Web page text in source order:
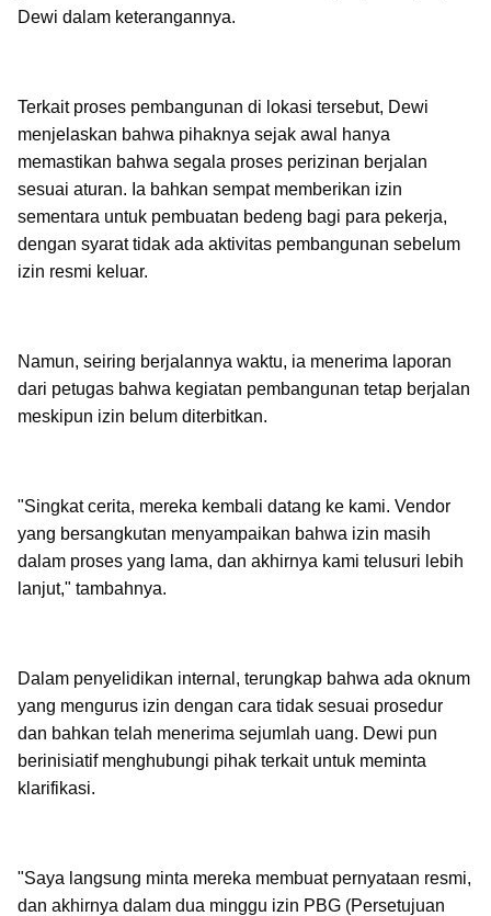
Dewi dalam keterangannya.
Terkait proses pembangunan di lokasi tersebut, Dewi
menjelaskan bahwa pihaknya sejak awal hanya
memastikan bahwa segala proses perizinan berjalan
sesuai aturan. Ia bahkan sempat memberikan izin
sementara untuk pembuatan bedeng bagi para pekerja,
dengan syarat tidak ada aktivitas pembangunan sebelum
izin resmi keluar.
Namun, seiring berjalannya waktu, ia menerima laporan
dari petugas bahwa kegiatan pembangunan tetap berjalan
meskipun izin belum diterbitkan.
"Singkat cerita, mereka kembali datang ke kami. Vendor
yang bersangkutan menyampaikan bahwa izin masih
dalam proses yang lama, dan akhirnya kami telusuri lebih
lanjut," tambahnya.
Dalam penyelidikan internal, terungkap bahwa ada oknum
yang mengurus izin dengan cara tidak sesuai prosedur
dan bahkan telah menerima sejumlah uang. Dewi pun
berinisiatif menghubungi pihak terkait untuk meminta
klarifikasi.
"Saya langsung minta mereka membuat pernyataan resmi,
dan akhirnya dalam dua minggu izin PBG (Persetujuan